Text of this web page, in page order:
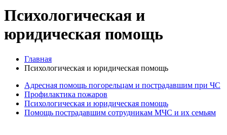
Психологическая и
юридическая помощь
Главная
Психологическая и юридическая помощь
Адресная помощь погорельцам и пострадавшим при ЧС
Профилактика пожаров
Психологическая и юридическая помощь
Помощь пострадавшим сотрудникам МЧС и их семьям